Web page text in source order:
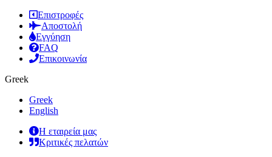
Επιστροφές
Αποστολή
Εγγύηση
FAQ
Επικοινωνία
Greek
Greek
English
Η εταιρεία μας
Κριτικές πελατών